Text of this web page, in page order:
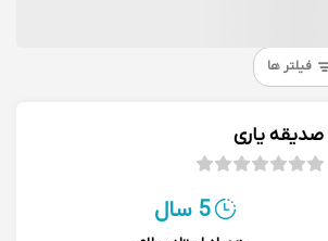
فیلتر ها
صدیقه یاری
5 سال